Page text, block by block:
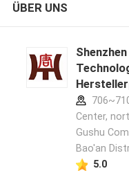
ÜBER UNS
Center,
Gushu
Bao'an
5.0